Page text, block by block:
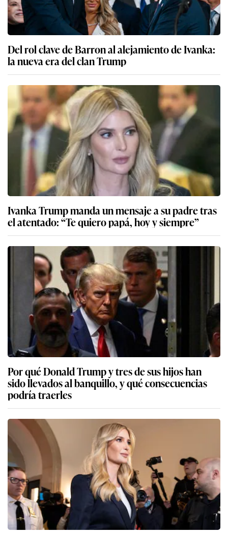
Del rol clave de Barron al alejamiento de Ivanka:
la nueva era del clan Trump
Ivanka Trump manda un mensaje a su padre tras
el atentado: “Te quiero papá, hoy y siempre”
Por qué Donald Trump y tres de sus hijos han
sido llevados al banquillo, y qué consecuencias
podría traerles